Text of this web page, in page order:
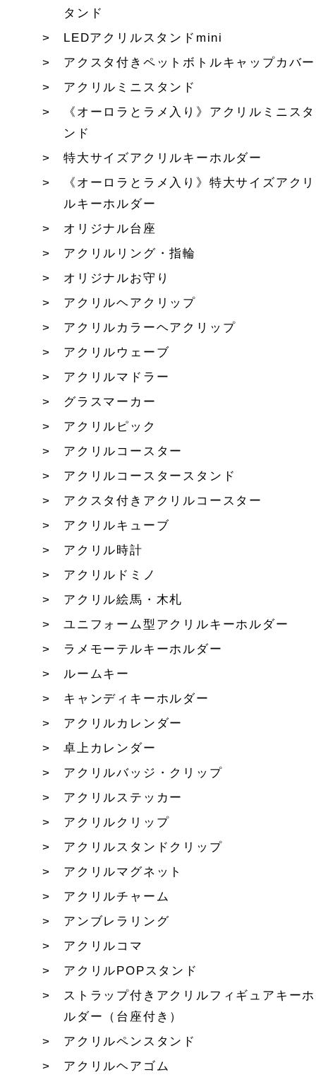
タンド
LEDアクリルスタンドmini
アクスタ付きペットボトルキャップカバー
アクリルミニスタンド
《オーロラとラメ入り》アクリルミニスタ
ンド
特大サイズアクリルキーホルダー
《オーロラとラメ入り》特大サイズアクリ
ルキーホルダー
オリジナル台座
アクリルリング・指輪
オリジナルお守り
アクリルヘアクリップ
アクリルカラーヘアクリップ
アクリルウェーブ
アクリルマドラー
グラスマーカー
アクリルピック
アクリルコースター
アクリルコースタースタンド
アクスタ付きアクリルコースター
アクリルキューブ
アクリル時計
アクリルドミノ
アクリル絵馬・木札
ユニフォーム型アクリルキーホルダー
ラメモーテルキーホルダー
ルームキー
キャンディキーホルダー
アクリルカレンダー
卓上カレンダー
アクリルバッジ・クリップ
アクリルステッカー
アクリルクリップ
アクリルスタンドクリップ
アクリルマグネット
アクリルチャーム
アンブレラリング
アクリルコマ
アクリルPOPスタンド
ストラップ付きアクリルフィギュアキーホ
ルダー（台座付き）
アクリルペンスタンド
アクリルヘアゴム